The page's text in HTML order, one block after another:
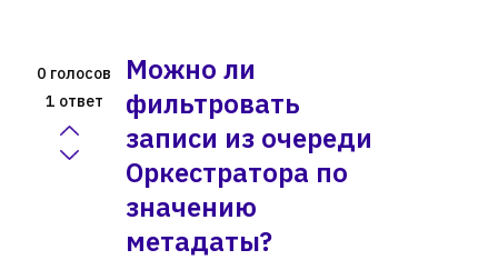
0 голосов
1 ответ
Можно ли
фильтровать
записи из очереди
Оркестратора по
значению
метадаты?